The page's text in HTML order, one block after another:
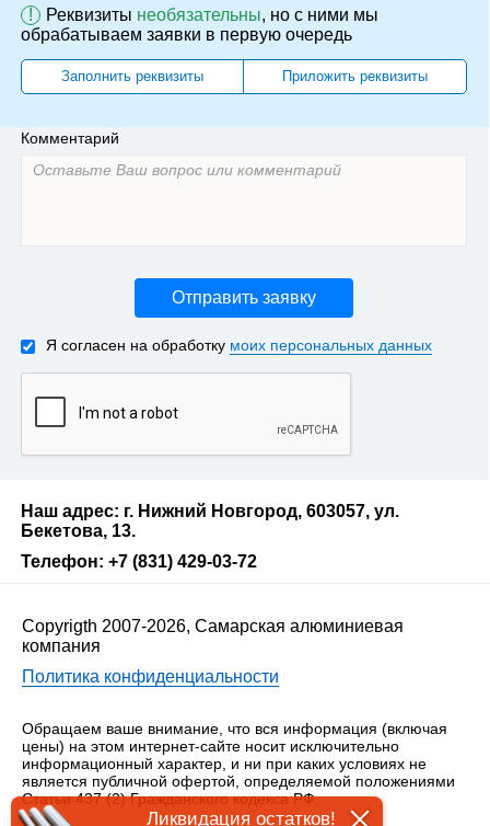
! Реквизиты необязательны, но с ними мы
обрабатываем заявки в первую очередь
Заполнить реквизиты Приложить реквизиты
Комментарий
Отправить заявку
Я согласен на обработку моих персональных данных
Наш адрес: г. Нижний Новгород, 603057, ул.
Бекетова, 13.
Телефон: +7 (831) 429-03-72
Copyrigth 2007-2026, Самарская алюминиевая
компания
Политика конфиденциальности
Обращаем ваше внимание, что вся информация (включая
цены) на этом интернет-сайте носит исключительно
информационный характер, и ни при каких условиях не
является публичной офертой, определяемой положениями
Статьи 437 (2) Гражданского кодекса РФ.
Ликвидация остатков!